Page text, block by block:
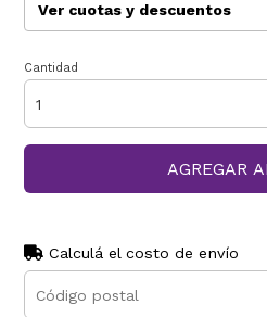
Ver cuotas y descuentos
Cantidad
AGREGAR
Calculá el costo de envío